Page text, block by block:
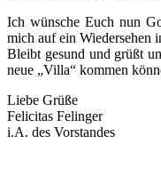
Ich wünsche Euch nun
mich auf ein Wiedersehen
Bleibt gesund und grüßt
neue „Villa“ kommen
Liebe Grüße
Felicitas Felinger
i.A. des Vorstandes